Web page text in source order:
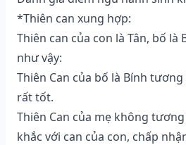
*Thiên can xung hợp:
Thiên can của con là Tân, bố là
như vậy:
Thiên Can của bố là Bính
rất tốt.
Thiên Can của mẹ không
khắc với can của con, chấp